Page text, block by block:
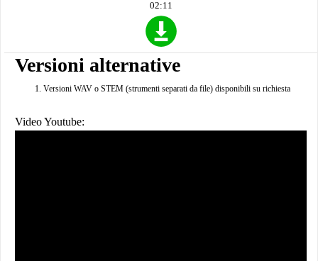
02:11
Versioni alternative
Versioni WAV o STEM (strumenti separati da file) disponibili su richiesta
Video Youtube: